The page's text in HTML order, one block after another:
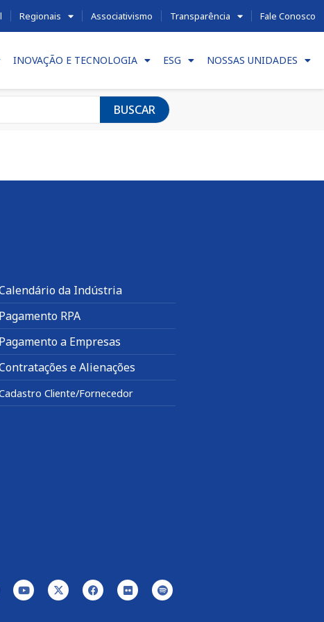
Regionais Associativismo Transparência Fale Conosco
INOVAÇÃO E TECNOLOGIA ESG NOSSAS UNIDADES
BUSCAR
da Indústria
Pagamento RPA
Pagamento a Empresas
e Alienações
Cliente/Fornecedor